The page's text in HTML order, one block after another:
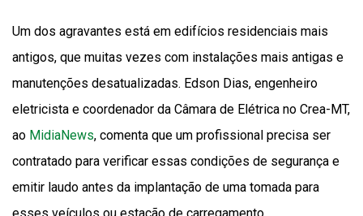
Um dos agravantes está em edifícios residenciais mais
antigos, que muitas vezes com instalações mais antigas e
manutenções desatualizadas. Edson Dias, engenheiro
eletricista e coordenador da Câmara de Elétrica no Crea-MT,
ao MidiaNews, comenta que um profissional precisa ser
contratado para verificar essas condições de segurança e
emitir laudo antes da implantação de uma tomada para